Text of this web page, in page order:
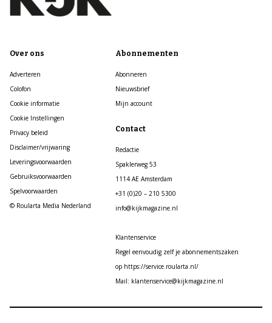
Over ons
Adverteren
Colofon
Cookie informatie
Cookie Instellingen
Privacy beleid
Disclaimer/vrijwaring
Leveringsvoorwaarden
Gebruiksvoorwaarden
Spelvoorwaarden
© Roularta Media Nederland
Abonnementen
Abonneren
Nieuwsbrief
Mijn account
Contact
Redactie
Spaklerweg 53
1114 AE Amsterdam
+31 (0)20 – 210 5300
info@kijkmagazine.nl
Klantenservice
Regel eenvoudig zelf je abonnementszaken
op https://service.roularta.nl/
Mail: klantenservice@kijkmagazine.nl